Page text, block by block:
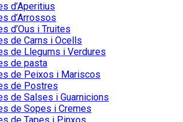
d’Aperitius
d’Arrossos
d’Ous i Truites
de Carns i Ocells
de Llegums i Verdures
de pasta
de Peixos i Mariscos
de Postres
de Salses i Guarnicions
de Sopes i Cremes